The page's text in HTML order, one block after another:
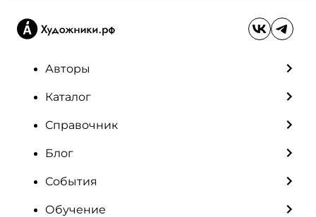
Авторы
Каталог
Справочник
Блог
События
Обучение